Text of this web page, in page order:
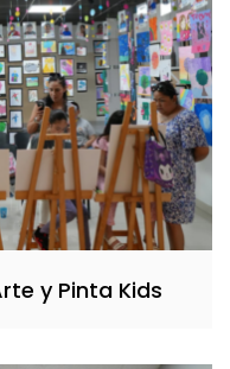
y Pinta Kids